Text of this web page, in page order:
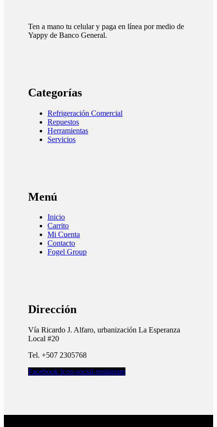
Ten a mano tu celular y paga en línea por medio de
Yappy de Banco General.
Categorías
Refrigeración Comercial
Repuestos
Herramientas
Servicios
Menú
Inicio
Carrito
Mi Cuenta
Contacto
Fogel Group
Dirección
Vía Ricardo J. Alfaro, urbanización La Esperanza
Local #20
Tel. +507 2305768
Facebook Icon-social-instagram